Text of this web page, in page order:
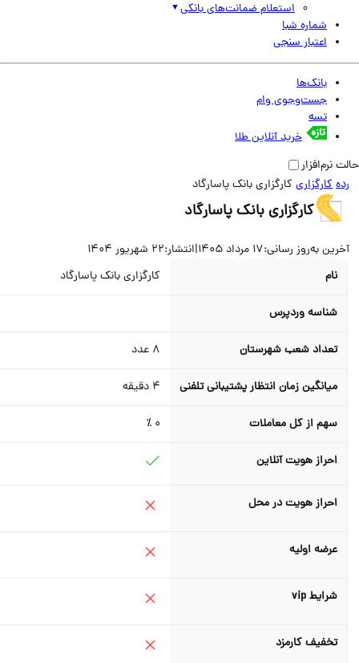
استعلام ضمانت‌های بانکی
شماره شبا
اعتبار سنجی
بانک‌ها
جست‌وجوی وام
تسه
خرید آنلاین طلا
کارگزاریکارگزاری بانک پاسارگاد
کارگزاری بانک پاسارگاد
به‌روز رسانی:17 مرداد 1405 |انتشار:22 شهریور 1404
کارگزاری بانک پاسارگاد
شناسه وردپرس
تعداد شعب شهرستان عدد
میانگین زمان انتظار پشتیبانی تلفنی دقیقه
سهم از کل معاملات
احراز هویت آنلاین
احراز هویت در محل
عرضه اولیه
شرایط vip
تخفیف کارمزد